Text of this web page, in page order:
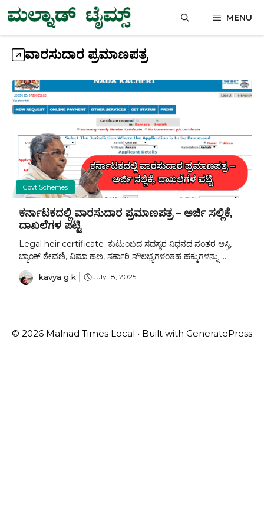
Skip
to
content
MENU
ವಾರಸುದಾರ ಪ್ರಮಾಣಪತ್ರ
Govt Schemes
ಕರ್ನಾಟಕದಲ್ಲಿ ವಾರಸುದಾರ ಪ್ರಮಾಣಪತ್ರ – ಅರ್ಜಿ ಸಲ್ಲಿಕೆ,
ದಾಖಲೆಗಳ ಪಟ್ಟಿ
Legal heir certificate :ಕುಟುಂಬದ ಸದಸ್ಯರ ನಿಧನದ ನಂತರ ಆಸ್ತಿ,
ಬ್ಯಾಂಕ್ ಠೇವಣಿ, ವಿಮಾ ಹಣ, ಸರ್ಕಾರಿ ಸೌಲಭ್ಯಗಳಂತಹ ಹಕ್ಕುಗಳನ್ನು ...
kavya g k July 18, 2025
© 2026 Malnad Times Local • Built with GeneratePress